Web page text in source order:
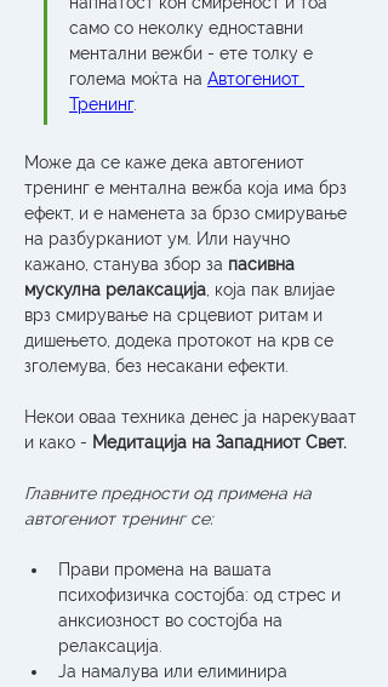
само со неколку едноставни
ментални вежби - ете толку е
голема моќта на Автогениот
Тренинг.
Може да се каже дека автогениот
тренинг е ментална вежба која има брз
ефект, и е наменета за брзо смирување
на разбурканиот ум. Или научно
кажано, станува збор за пасивна
мускулна релаксација, која пак влијае
врз смирување на срцевиот ритам и
дишењето, додека протокот на крв се
зголемува, без несакани ефекти.
Некои оваа техника денес ја нарекуваат
и како - Медитација на Западниот Свет.
Главните предности од примена на
автогениот тренинг се:
Прави промена на вашата
психофизичка состојба: од стрес и
анксиозност во состојба на
релаксација.
Ја намалува или елиминира